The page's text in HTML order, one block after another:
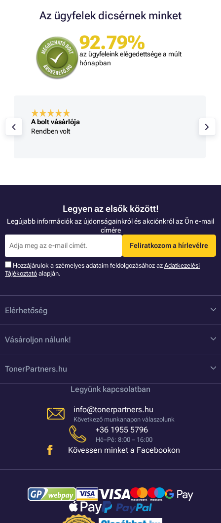
Az ügyfelek dicsérnek minket
92.79%
az ügyfeleink elégedettsége a múlt
hónapban
A bolt vásárlója
Rendben volt
Legyen az elsők között!
Legújabb információk az újdonságainkról és akciónkról az Ön e-mail
címére
Feliratkozom a hírlevélre
Hozzájárulok a szémelyes adataim feldolgozásához az Adatkezelési
Tájékoztató alapján.
Elérhetőség
Vásároljon nálunk!
TonerPartners.hu
Legyünk kapcsolatban
info@tonerpartners.hu
Következő munkanapon válaszolunk
+36 1955 5796
Hé–Pé: 8:00 – 16:00
Kövessen minket a Facebookon